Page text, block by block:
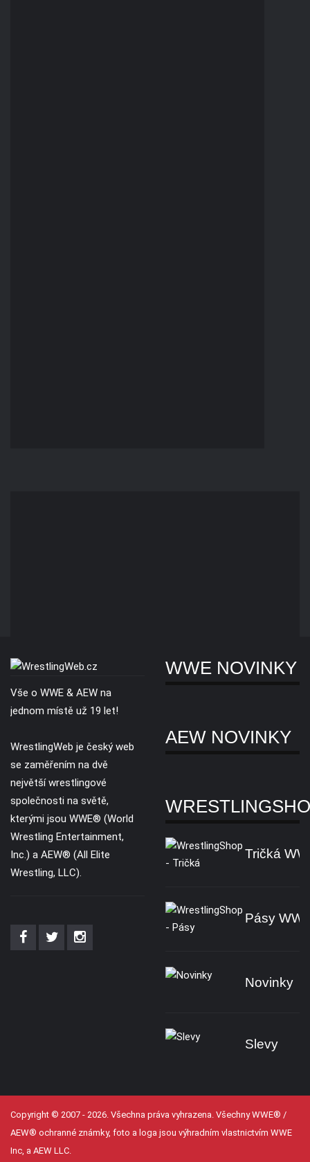
Vše o WWE & AEW na
jednom místě už 19 let!
WrestlingWeb je český web
se zaměřením na dvě
největší wrestlingové
společnosti na světě,
kterými jsou WWE® (World
Wrestling Entertainment,
Inc.) a AEW® (All Elite
Wrestling, LLC).
WWE NOVINKY
AEW NOVINKY
Tričká
Pásy
Novinky
Slevy
Copyright © 2007 - 2026. Všechna práva vyhrazena. Všechny WWE® /
AEW® ochranné známky, foto a loga jsou výhradním vlastnictvím WWE
Inc, a AEW LLC.